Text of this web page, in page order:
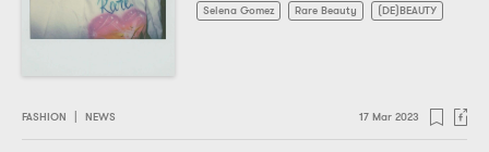
Selena Gomez Rare Beauty (DE)BEAUTY
FASHION NEWS 17 Mar 2023